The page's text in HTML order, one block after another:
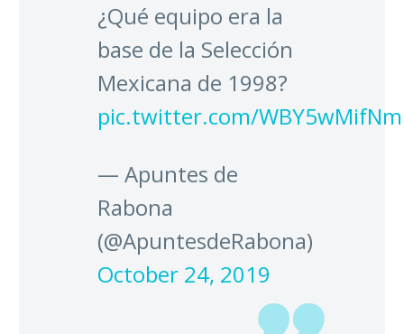
¿Qué equipo era la
base de la Selección
Mexicana de 1998?
pic.twitter.com/WBY5wMifNm
— Apuntes de
Rabona
(@ApuntesdeRabona)
October 24, 2019